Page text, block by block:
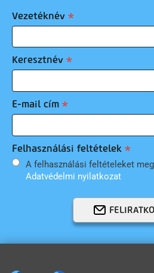
Vezetéknév
Keresztnév
E-mail cím
Felhasználási feltételek
A felhasználási feltételeket
Adatvédelmi nyilatkozat